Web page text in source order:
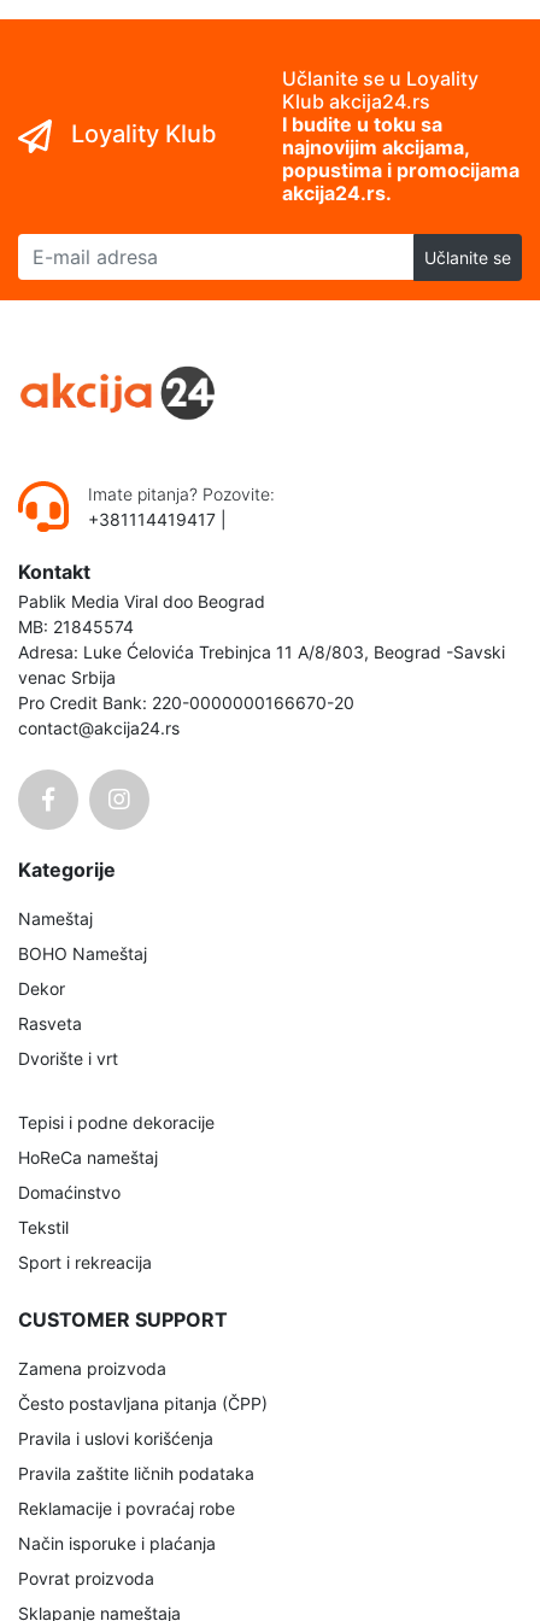
Loyality Klub
Učlanite se u Loyality
Klub akcija24.rs
I budite u toku sa
najnovijim akcijama,
popustima i promocijama
akcija24.rs.
E-mail adresa
Učlanite se
Imate pitanja? Pozovite:
+381114419417
Kontakt
Pablik Media Viral doo Beograd
MB: 21845574
Adresa: Luke Ćelovića Trebinjca 11 A/8/803, Beograd -Savski
venac Srbija
Pro Credit Bank: 220-0000000166670-20
contact@akcija24.rs
Kategorije
Nameštaj
BOHO Nameštaj
Dekor
Rasveta
Dvorište i vrt
Tepisi i podne dekoracije
HoReCa nameštaj
Domaćinstvo
Tekstil
Sport i rekreacija
CUSTOMER SUPPORT
Zamena proizvoda
Često postavljana pitanja (ČPP)
Pravila i uslovi korišćenja
Pravila zaštite ličnih podataka
Reklamacije i povraćaj robe
Način isporuke i plaćanja
Povrat proizvoda
Sklapanje nameštaja